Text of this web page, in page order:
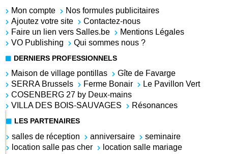
Mon compte
Nos formules publicitaires
Ajoutez votre site
Contactez-nous
Faire un lien vers Salles.be
Mentions Légales
VO Publishing
Qui sommes nous ?
DERNIERS PROFESSIONNELS
Maison de village pontillas
Gîte de Favarge
SERRA Brussels
Ferme Bonair
Le Pavillon Vert
COSENBERG 27 by Deux-mains
VILLA DES BOIS-SAUVAGES
Résonances
LES PARTENAIRES
salles de réception anniversaire
seminaire
location salle pas cher
location salle mariage